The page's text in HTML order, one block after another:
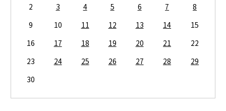
2
3 4 5 6 7
8
9
10 11 12 13 14
15
16
17 18 19 20 21
22
23
24 25 26 27 28
29
30